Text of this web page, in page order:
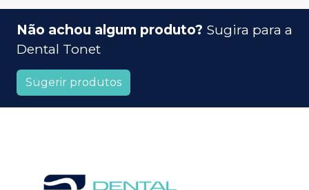
Não achou algum produto? Sugira para a
Dental Tonet
Sugerir produtos